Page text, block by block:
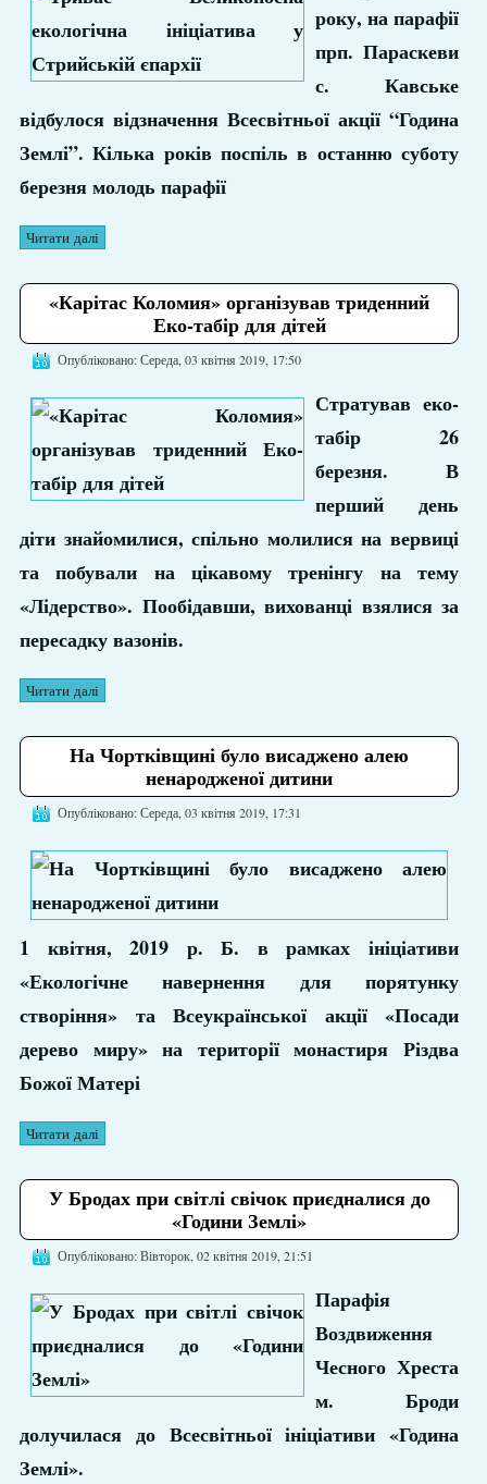
року, на парафії
прп. Параскеви
с. Кавське
відбулося відзначення Всесвітньої акції “Година
Землі”. Кілька років поспіль в останню суботу
березня молодь парафії
Читати далі
«Карітас Коломия» організував триденний
Еко-табір для дітей
Опубліковано: Середа, 03 квітня 2019, 17:50
Стратував еко-
табір 26
березня. В
перший день
діти знайомилися, спільно молилися на вервиці
та побували на цікавому тренінгу на тему
«Лідерство». Пообідавши, вихованці взялися за
пересадку вазонів.
Читати далі
На Чортківщині було висаджено алею
ненародженої дитини
Опубліковано: Середа, 03 квітня 2019, 17:31
1 квітня, 2019 р. Б. в рамках ініціативи
«Екологічне навернення для порятунку
створіння» та Всеукраїнської акції «Посади
дерево миру» на території монастиря Різдва
Божої Матері
Читати далі
У Бродах при світлі свічок приєдналися до
«Години Землі»
Опубліковано: Вівторок, 02 квітня 2019, 21:51
Парафія
Воздвиження
Чесного Хреста
м. Броди
долучилася до Всесвітньої ініціативи «Година
Землі».